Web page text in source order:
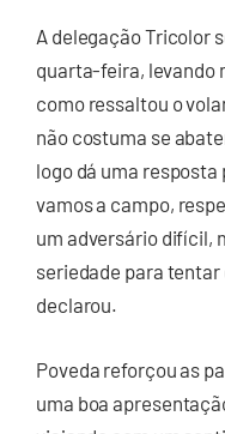
A delegação Tricolor
quarta-feira, levando
como ressaltou o
não costuma se
logo dá uma
vamos a campo,
um adversário difícil,
seriedade para
declarou.
Poveda reforçou as
uma boa